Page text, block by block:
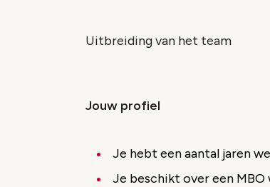
Uitbreiding van het team
Jouw profiel
Je hebt een aantal jaren
Je beschikt over een